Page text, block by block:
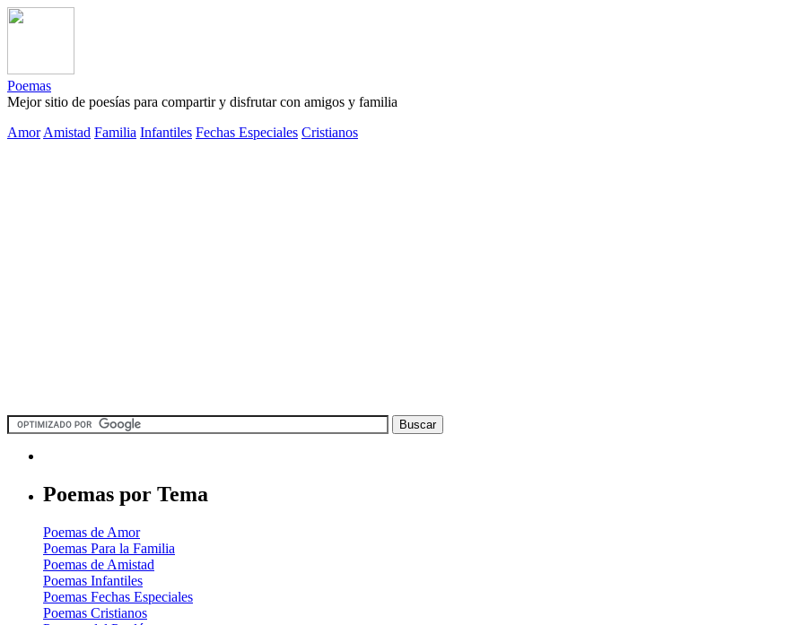
Poemas
Mejor sitio de poesías para compartir y disfrutar con amigos y familia
Amor Amistad Familia Infantiles Fechas Especiales Cristianos
Poemas por Tema
Poemas de Amor
Poemas Para la Familia
Poemas de Amistad
Poemas Infantiles
Poemas Fechas Especiales
Poemas Cristianos